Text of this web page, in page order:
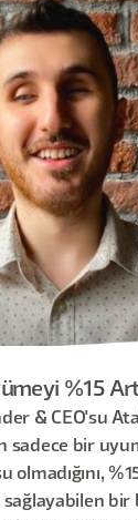
%15
& CEO'su
sadece bir
olmadığını,
sağlayabilen